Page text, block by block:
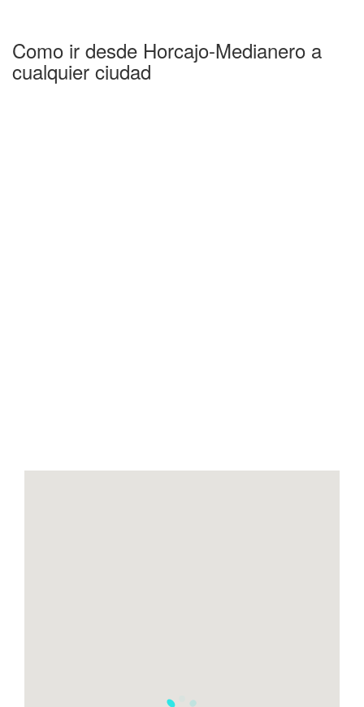
Como ir desde Horcajo-Medianero a
cualquier ciudad